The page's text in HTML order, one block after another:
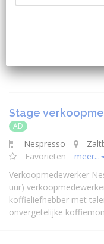
1000 Jobs
Stage
AD
Nespresso
Favorieten
meer...
Verkoopmedewerker
uur)
koffieliefhebber met
onvergetelijke